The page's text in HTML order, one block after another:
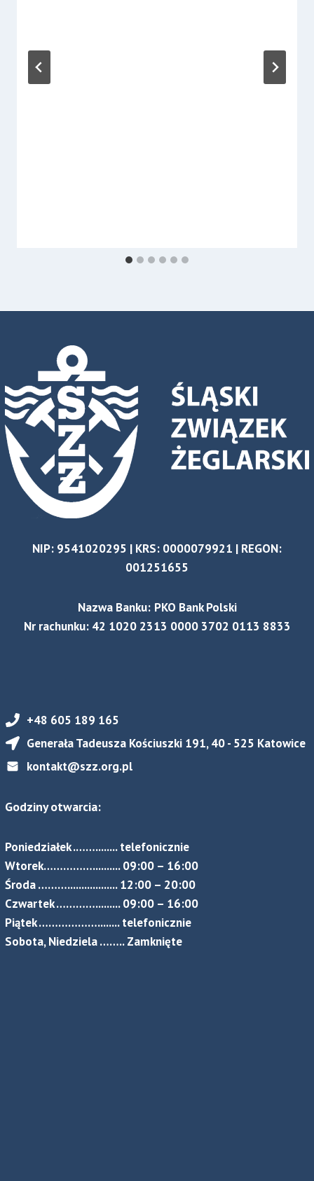
NIP: 9541020295 | KRS: 0000079921 | REGON:
001251655
Nazwa Banku: PKO Bank Polski
Nr rachunku: 42 1020 2313 0000 3702 0113 8833
+48 605 189 165
Generała Tadeusza Kościuszki 191, 40 - 525 Katowice
kontakt@szz.org.pl
Godziny otwarcia:
Poniedziałek .……........ telefonicznie
Wtorek…………….......... 09:00 – 16:00
Środa ……….................. 12:00 – 20:00
Czwartek …………......... 09:00 – 16:00
Piątek ………………........ telefonicznie
Sobota, Niedziela …….. Zamknięte